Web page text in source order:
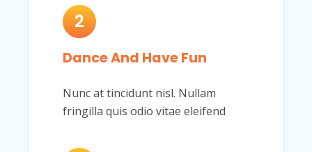
2
Dance And Have Fun
Nunc at tincidunt nisl. Nullam
fringilla quis odio vitae eleifend